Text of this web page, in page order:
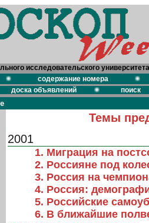
исследовательского
содержание номера
доска объявлений поиск
Темы
2001
1. Миграция на
2. Россияне под
3. Россия на
4. Россия:
5. Российские
6. В ближайшие